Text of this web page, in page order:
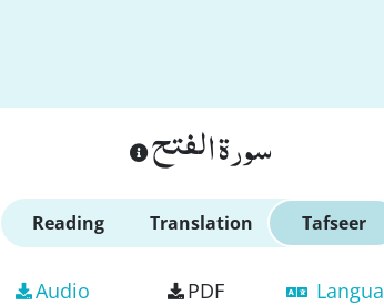
سورة الفتح
Reading Translation Tafseer
Audio PDF